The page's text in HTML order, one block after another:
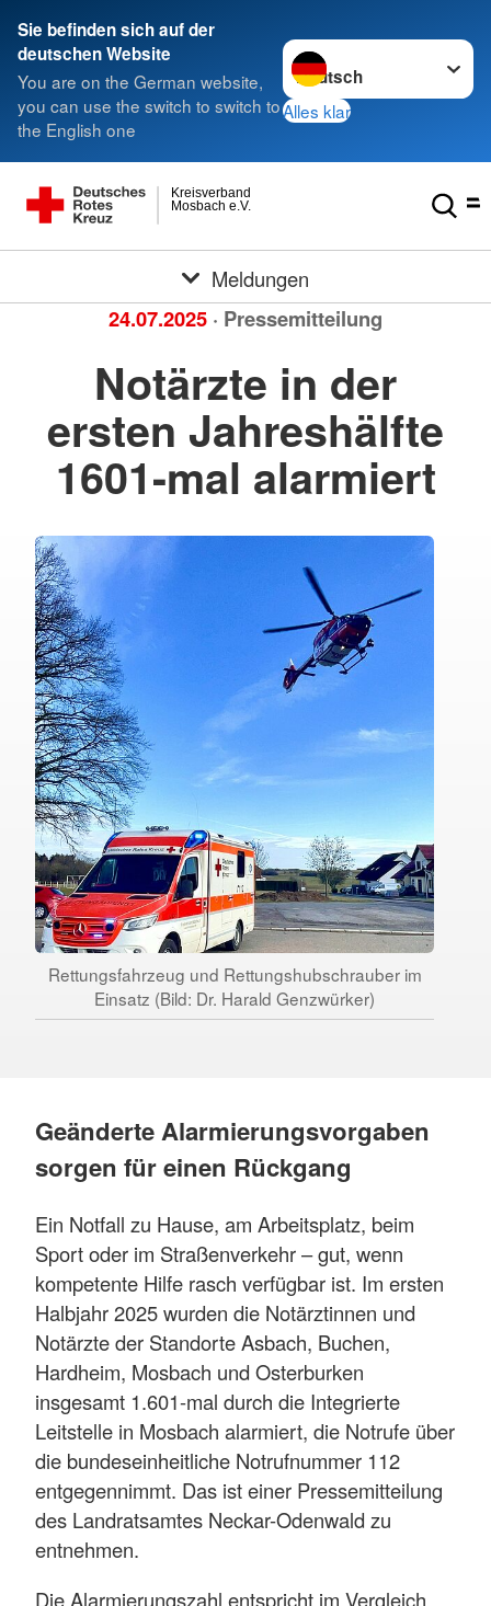
Sie befinden sich auf der
deutschen Website
You are on the German website,
you can use the switch to switch to
the English one
Sprache wechseln zu
Alles klar
Mosbach e.V.
Kreisverband
Meldungen
24.07.2025 · Pressemitteilung
Notärzte in der
ersten Jahreshälfte
1601-mal alarmiert
Rettungsfahrzeug und Rettungshubschrauber im
Einsatz (Bild: Dr. Harald Genzwürker)
Geänderte Alarmierungsvorgaben
sorgen für einen Rückgang
Ein Notfall zu Hause, am Arbeitsplatz, beim
Sport oder im Straßenverkehr – gut, wenn
kompetente Hilfe rasch verfügbar ist. Im ersten
Halbjahr 2025 wurden die Notärztinnen und
Notärzte der Standorte Asbach, Buchen,
Hardheim, Mosbach und Osterburken
insgesamt 1.601-mal durch die Integrierte
Leitstelle in Mosbach alarmiert, die Notrufe über
die bundeseinheitliche Notrufnummer 112
entgegennimmt. Das ist einer Pressemitteilung
des Landratsamtes Neckar-Odenwald zu
entnehmen.
Die Alarmierungszahl entspricht im Vergleich